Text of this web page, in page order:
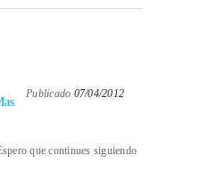
Publicado 07/04/2012
que continues siguiendo